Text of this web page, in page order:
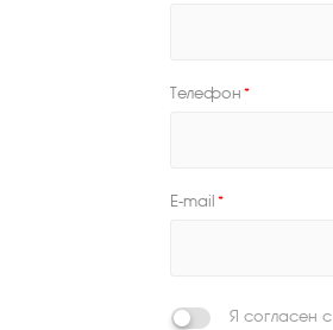
Телефон *
E-mail *
Я согласен с